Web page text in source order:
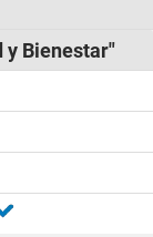
y Bienestar"